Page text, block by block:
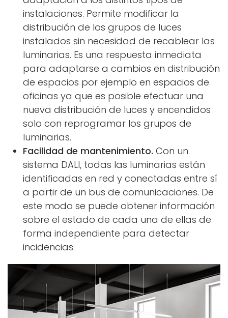
instalaciones. Permite modificar la
distribución de los grupos de luces
instalados sin necesidad de recablear las
luminarias. Es una respuesta inmediata
para adaptarse a cambios en distribución
de espacios por ejemplo en espacios de
oficinas ya que es posible efectuar una
nueva distribución de luces y encendidos
solo con reprogramar los grupos de
luminarias.
Facilidad de mantenimiento. Con un
sistema DALI, todas las luminarias están
identificadas en red y conectadas entre sí
a partir de un bus de comunicaciones. De
este modo se puede obtener información
sobre el estado de cada una de ellas de
forma independiente para detectar
incidencias.